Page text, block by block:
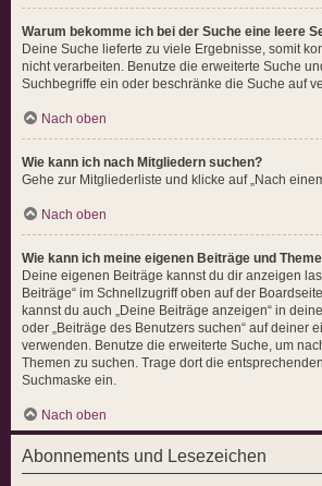
Warum bekomme ich bei der Suche eine leere
Deine Suche lieferte zu viele Ergebnisse, somit
nicht verarbeiten. Benutze die erweiterte Suche
Suchbegriffe ein oder beschränke die Suche auf
Nach oben
Wie kann ich nach Mitgliedern suchen?
Gehe zur Mitgliederliste und klicke auf „Nach
Nach oben
Wie kann ich meine eigenen Beiträge und
Deine eigenen Beiträge kannst du dir anzeigen
Beiträge“ im Schnellzugriff oben auf der
kannst du auch „Deine Beiträge anzeigen“ in
oder „Beiträge des Benutzers suchen“ auf deiner
verwenden. Benutze die erweiterte Suche, um
Themen zu suchen. Trage dort die
Suchmaske ein.
Nach oben
Abonnements und Lesezeichen